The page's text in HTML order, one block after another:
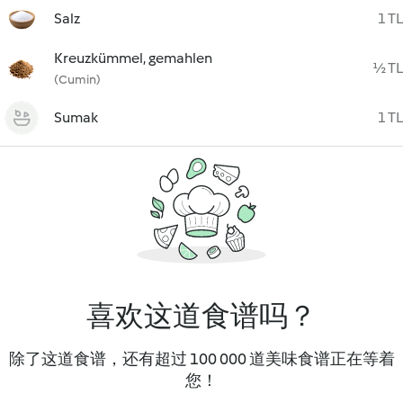
Salz 1 TL
Kreuzkümmel, gemahlen
(Cumin)
½ TL
Sumak 1 TL
喜欢这道食谱吗？
除了这道食谱，还有超过 100 000 道美味食谱正在等着
您！